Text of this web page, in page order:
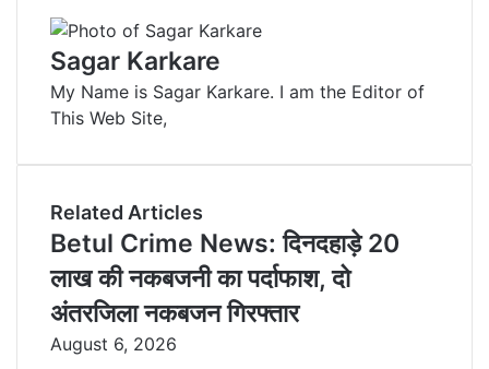
e
d
I
l
r
e
r
e
i
ta
k
e
v
i
m
i
l
t
Sagar Karkare
My Name is Sagar Karkare. I am the Editor of
This Web Site,
Related Articles
Betul Crime News: दिनदहाड़े 20
लाख की नकबजनी का पर्दाफाश, दो
अंतरजिला नकबजन गिरफ्तार
August 6, 2026